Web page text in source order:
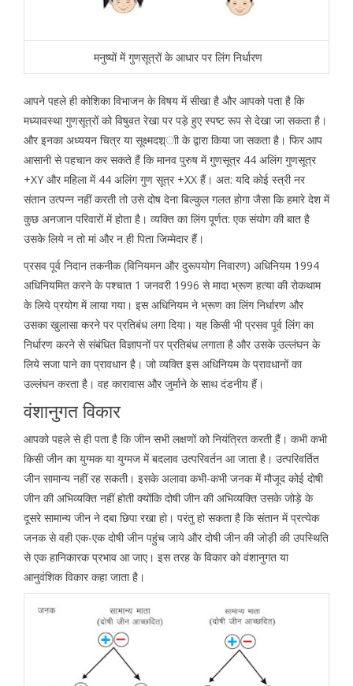
मनुष्यों में गुणसूत्रों के आधार पर लिंग निर्धारण
आपने पहले ही कोशिका विभाजन के विषय में सीखा है और आपको पता है कि
मध्यावस्था गुणसूत्रों को विषुवत रेखा पर पड़े हुए स्पष्ट रूप से देखा जा सकता है।
और इनका अध्ययन चित्र या सूक्ष्मदश्र्ाी के द्वारा किया जा सकता है। फिर आप
आसानी से पहचान कर सकते हैं कि मानव पुरुष में गुणसूत्र 44 अलिंग गुणसूत्र
+XY और महिला में 44 अलिंग गुण सूत्र +XX हैं। अत: यदि कोई स्त्री नर
संतान उत्पन्न नहीं करती तो उसे दोष देना बिल्कुल गलत होगा जैसा कि हमारे देश में
कुछ अनजान परिवारों में होता है। व्यक्ति का लिंग पूर्णत: एक संयोग की बात है
उसके लिये न तो मां और न ही पिता जिम्मेदार हैं।
प्रसव पूर्व निदान तकनीक (विनियमन और दुरूपयोग निवारण) अधिनियम 1994
अधिनियमित करने के पश्चात 1 जनवरी 1996 से मादा भ्रूण हत्या की रोकथाम
के लिये प्रयोग में लाया गया। इस अधिनियम ने भ्रूण का लिंग निर्धारण और
उसका खुलासा करने पर प्रतिबंध लगा दिया। यह किसी भी प्रसव पूर्व लिंग का
निर्धारण करने से संबंधित विज्ञापनों पर प्रतिबंध लगाता है और उसके उल्लंघन के
लिये सजा पाने का प्रावधान है। जो व्यक्ति इस अधिनियम के प्रावधानों का
उल्लंघन करता है। वह कारावास और जुर्माने के साथ दंडनीय हैं।
वंशानुगत विकार
आपको पहले से ही पता है कि जीन सभी लक्षणों को नियंत्रित करती हैं। कभी कभी
किसी जीन का युग्मक या युग्मज में बदलाव उत्परिवर्तन आ जाता है। उत्परिवर्तित
जीन सामान्य नहीं रह सकती। इसके अलावा कभी-कभी जनक में मौजूद कोई दोषी
जीन की अभिव्यक्ति नहीं होती क्योंकि दोषी जीन की अभिव्यक्ति उसके जोड़े के
दूसरे सामान्य जीन ने दबा छिपा रखा हो। परंतु हो सकता है कि संतान में प्रत्येक
जनक से वही एक-एक दोषी जीन पहुंच जाये और दोषी जीन की जोड़ी की उपस्थिति
से एक हानिकारक प्रभाव आ जाए। इस तरह के विकार को वंशानुगत या
आनुवंशिक विकार कहा जाता है।